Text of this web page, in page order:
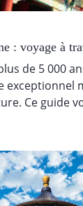
: voyage à
de 5 000
exceptionnel
Ce guide